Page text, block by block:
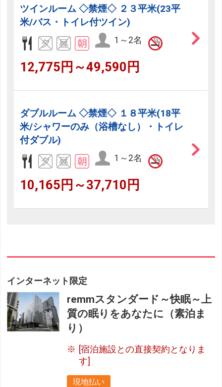
ツインルーム ◇禁煙◇ ２３平米(23平
米/バス・トイレ付ツイン)
1～2名
12,775円～49,590円
ダブルルーム ◇禁煙◇ １８平米(18平
米/シャワーのみ（浴槽なし）・トイレ
付ダブル)
1～2名
10,165円～37,710円
インターネット限定
remmスタンダード～快眠～上
質の眠りをあなたに（素泊ま
り）
[宿泊施設との直接契約となりま
す]
現地払い